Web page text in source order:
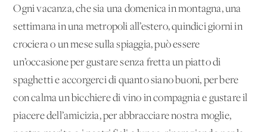
Ogni vacanza, che sia una domenica in montagna, una
settimana in una metropoli all’estero, quindici giorni in
crociera o un mese sulla spiaggia, può essere
un’occasione per gustare senza fretta un piatto di
spaghetti e accorgerci di quanto siano buoni, per bere
con calma un bicchiere di vino in compagnia e gustare il
piacere dell’amicizia, per abbracciare nostra moglie,